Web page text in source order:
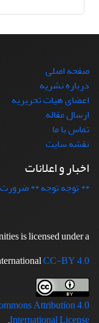
صفحه اصلی
درباره نشریه
اعضای هیات تحریریه
ارسال مقاله
تماس با ما
نقشه سایت
اخبار و اعلانات
** توجه توجه **
is licensed under a
CC-BY 4.0
Attribution 4.0